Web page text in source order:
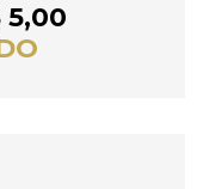
5,00